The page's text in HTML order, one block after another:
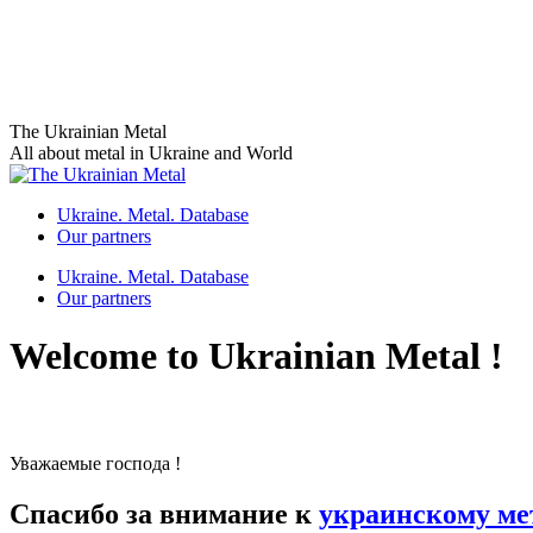
Skip
to
content
The Ukrainian Metal
All about metal in Ukraine and World
Ukraine. Metal. Database
Our partners
Ukraine. Metal. Database
Our partners
Welcome to Ukrainian Metal !
Уважаемые господа !
Спасибо за внимание к украинскому